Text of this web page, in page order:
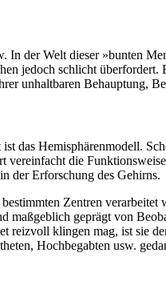
der Welt dieser »bunten
jedoch schlicht
unhaltbaren Behauptung,
das Hemisphärenmodell.
die
der Erforschung des Gehirns.
Zentren
maßgeblich geprägt von
klingen mag, ist sie
Hochbegabten usw.